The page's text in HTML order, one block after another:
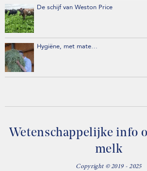
De schijf van Weston Price
Hygiëne, met mate…
Wetenschappelijke info
melk
Copyright © 2019 - 2025